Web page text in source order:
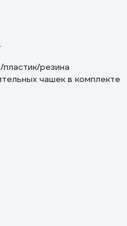
резина
чашек в комплекте